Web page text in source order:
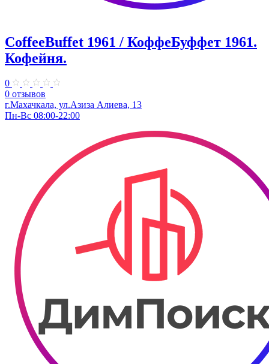
CoffeeBuffet 1961 / КоффеБуффет 1961.
Кофейня.
0
0 отзывов
г.Махачкала, ул.Азиза Алиева, 13
Пн-Вс 08:00-22:00